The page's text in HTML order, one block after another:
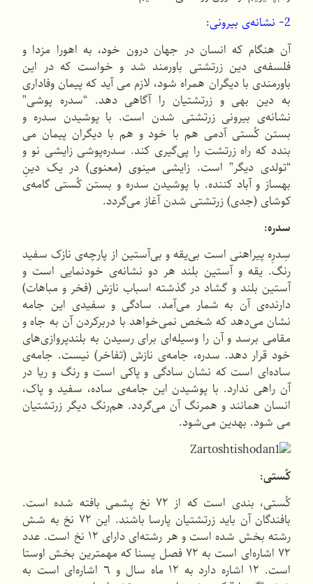
2- نشانه‌ی بیرونی:
آن هنگام كه انسان در جهان درون خود، به اهورا مزدا و
فلسفه‌ی دین زرتشتی باورمند شد و خواست كه در این
باورمندی با دیگران همراه شود، لازم می آید كه پیمان وفاداری
به دین بهی و زرتشتیان را آگاهی دهد. “سدره پوشی”
نشانه‌ی بیرونی زرتشتی شدن است. با پوشیدن سدره و
بستن كُستی آدمی هم با خود و هم با دیگران پیمان می
بندد كه راه زرتشت را پی‌گیری كند. سدره‌پوشی زایشی نو و
“تولدی دیگر” است. زایشی مینوی (معنوی) در یک دینِ
بهساز و آباد كننده. با پوشیدن سدره و بستن كُستی گامه‌ی
كوشای (جدی) زرتشتی شدن آغاز می‌گردد.
سدره:
سِدرِه پیراهنی است بی‌یقه و بی‌آستین از پارچه‌ی نازک سفید
رنگ. یقه و آستین بلند هر دو نشانه‌ی خودنمایی است و
آستین بلند و گشاد در گذشته اسباب نازش (فخر و مباهات)
دارنده‌ی آن به شمار می‌آمد. سادگی و سفیدی این جامه
نشان می‌دهد كه شخص نمی‌خواهد با دربركردن آن به جاه و
مقامی برسد و آن را وسیله‌ای برای رسیدن به بلندپروازی‌های
خود قرار دهد. سدره، جامه‌ی نازش (تفاخر) نیست. جامه‌ی
ساده‌ای است كه نشان سادگی و پاکی است و رنگ و ریا در
آن راهی ندارد. با پوشیدن این جامه‌ی ساده، سفید و پاک،
انسان همانند و همرنگ آن می‌گردد. هم‌رنگ دیگر زرتشتیان
می شود. بهدین می‌شود.
کُستی:
كُستی، بندی است كه از ۷۲ نخ پشمی بافته شده است.
بافندگان آن باید زرتشتیان پارسا باشند. این ۷۲ نخ به شش
رشته بخش شده است و هر رشته‌ای دارای ۱۲ نخ است. عدد
۷۲ اشاره‌ای است به ۷۲ فصل یسنا كه مهمترین بخش اوستا
است. ۱۲ اشاره دارد به ۱۲ ماه سال و ٦ اشاره‌ای است به